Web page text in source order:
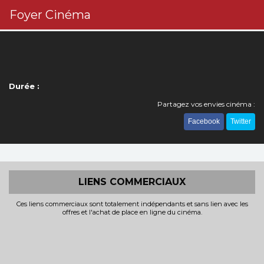
Foyer Cinéma
Durée :
Partagez vos envies cinéma :
Facebook Twitter
LIENS COMMERCIAUX
Ces liens commerciaux sont totalement indépendants et sans lien avec les
offres et l'achat de place en ligne du cinéma.